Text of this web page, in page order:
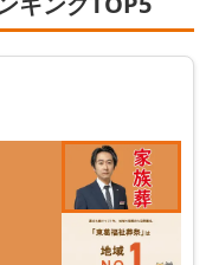
密着型の良い業
さんに決定しま